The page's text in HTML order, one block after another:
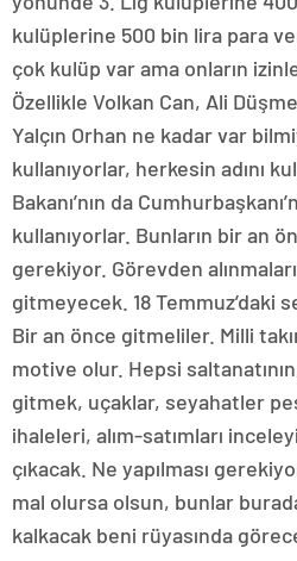
kulüplerine 500 bin lira para
çok kulüp var ama onların
Özellikle Volkan Can, Ali
Yalçın Orhan ne kadar var
kullanıyorlar, herkesin adını
Bakanı’nın da
kullanıyorlar. Bunların bir an
gerekiyor. Görevden
gitmeyecek. 18 Temmuz’daki
Bir an önce gitmeliler. Milli
motive olur. Hepsi
gitmek, uçaklar, seyahatler
ihaleleri, alım-satımları
çıkacak. Ne yapılması
mal olursa olsun, bunlar
kalkacak beni rüyasında